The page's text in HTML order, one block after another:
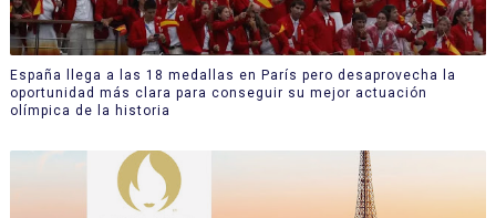
España llega a las 18 medallas en París pero desaprovecha la
oportunidad más clara para conseguir su mejor actuación
olímpica de la historia